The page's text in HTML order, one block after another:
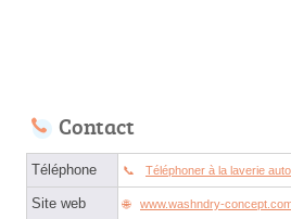
Contact
Téléphone Téléphoner à la laverie
Site web www.washndry-